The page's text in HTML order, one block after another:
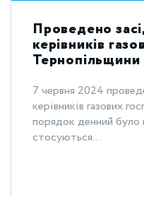
Проведено
керівників
Тернопільщини
7 червня 2024
керівників газових
порядок денний було
стосуються...